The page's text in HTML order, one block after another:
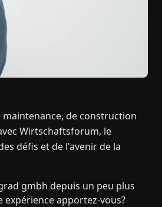
de construction
Wirtschaftsforum, le
défis et de l'avenir de la
gmbh depuis un peu plus
apportez-vous?